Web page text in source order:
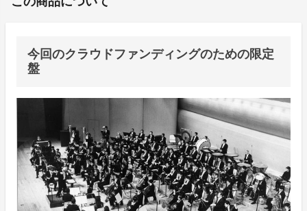
今回のクラウドファンディングのための限定
盤